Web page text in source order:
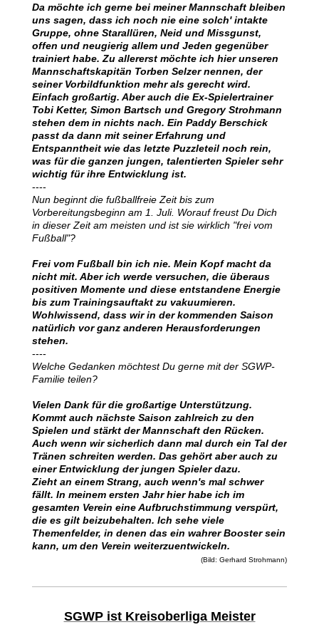
Da möchte ich gerne bei meiner Mannschaft bleiben
uns sagen, dass ich noch nie eine solch' intakte
Gruppe, ohne Starallüren, Neid und Missgunst,
offen und neugierig allem und Jeden gegenüber
trainiert habe. Zu allererst möchte ich hier unseren
Mannschaftskapitän Torben Selzer nennen, der
seiner Vorbildfunktion mehr als gerecht wird.
Einfach großartig. Aber auch die Ex-Spielertrainer
Tobi Ketter, Simon Bartsch und Gregory Strohmann
stehen dem in nichts nach. Ein Paddy Berschick
passt da dann mit seiner Erfahrung und
Entspanntheit wie das letzte Puzzleteil noch rein,
was für die ganzen jungen, talentierten Spieler sehr
wichtig für ihre Entwicklung ist.
----
Nun beginnt die fußballfreie Zeit bis zum
Vorbereitungsbeginn am 1. Juli. Worauf freust Du Dich
in dieser Zeit am meisten und ist sie wirklich "frei vom
Fußball"?
Frei vom Fußball bin ich nie. Mein Kopf macht da
nicht mit. Aber ich werde versuchen, die überaus
positiven Momente und diese entstandene Energie
bis zum Trainingsauftakt zu vakuumieren.
Wohlwissend, dass wir in der kommenden Saison
natürlich vor ganz anderen Herausforderungen
stehen.
----
Welche Gedanken möchtest Du gerne mit der SGWP-
Familie teilen?
Vielen Dank für die großartige Unterstützung.
Kommt auch nächste Saison zahlreich zu den
Spielen und stärkt der Mannschaft den Rücken.
Auch wenn wir sicherlich dann mal durch ein Tal der
Tränen schreiten werden. Das gehört aber auch zu
einer Entwicklung der jungen Spieler dazu.
Zieht an einem Strang, auch wenn's mal schwer
fällt. In meinem ersten Jahr hier habe ich im
gesamten Verein eine Aufbruchstimmung verspürt,
die es gilt beizubehalten. Ich sehe viele
Themenfelder, in denen das ein wahrer Booster sein
kann, um den Verein weiterzuentwickeln.
(Bild: Gerhard Strohmann)
SGWP ist Kreisoberliga Meister